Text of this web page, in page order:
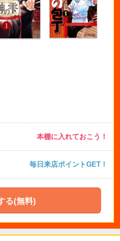
本棚に入れておこう！
毎日来店ポイントGET！
る(無料)